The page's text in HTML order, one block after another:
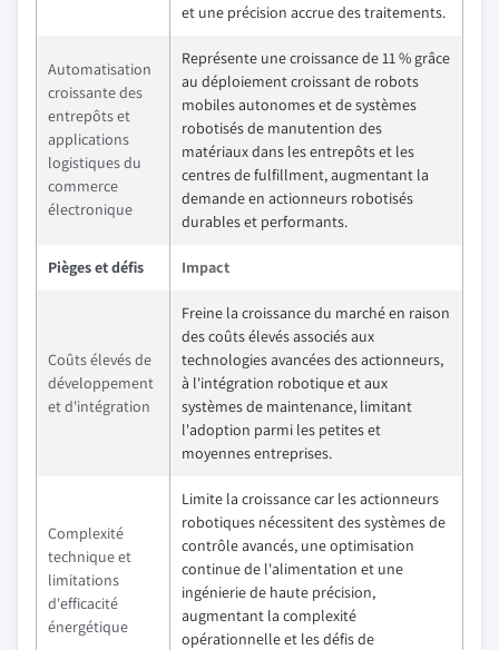
et une précision accrue des traitements.
Automatisation
croissante des
entrepôts et
applications
logistiques du
commerce
électronique
Représente une croissance de 11 % grâce
au déploiement croissant de robots
mobiles autonomes et de systèmes
robotisés de manutention des
matériaux dans les entrepôts et les
centres de fulfillment, augmentant la
demande en actionneurs robotisés
durables et performants.
Pièges et défis Impact
Coûts élevés de
développement
et d'intégration
Freine la croissance du marché en raison
des coûts élevés associés aux
technologies avancées des actionneurs,
à l'intégration robotique et aux
systèmes de maintenance, limitant
l'adoption parmi les petites et
moyennes entreprises.
Complexité
technique et
limitations
d'efficacité
énergétique
Limite la croissance car les actionneurs
robotiques nécessitent des systèmes de
contrôle avancés, une optimisation
continue de l'alimentation et une
ingénierie de haute précision,
augmentant la complexité
opérationnelle et les défis de